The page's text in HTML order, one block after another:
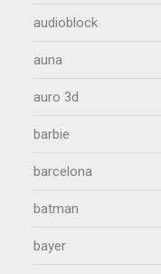
audioblock
auna
auro 3d
barbie
barcelona
batman
bayer